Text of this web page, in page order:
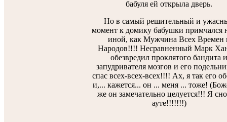
бабуля ей открыла дверь.
Но в самый решительный и
момент к домику бабушки примчался
иной, как Мужчина Всех Времен
Народов!!!! Несравненный Марк
обезвредил проклятого бандита и
запудривателя мозгов и его
спас всех-всех-всех!!!! Ах, я так его
и,... кажется... он ... меня ... тоже!
же он замечательно целуется!!! Я
ауте!!!!!!!)